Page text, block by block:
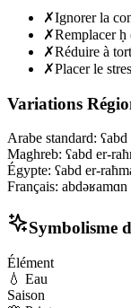
✗Ignorer la
✗Remplacer ḥ
✗Réduire à
✗Placer le
Variations
Arabe standard: ʕabd
Maghreb: ʕabd er-
Égypte: ʕabd er-
Français: abdəʁamɑn
Symbolisme
Élément
💧 Eau
Saison